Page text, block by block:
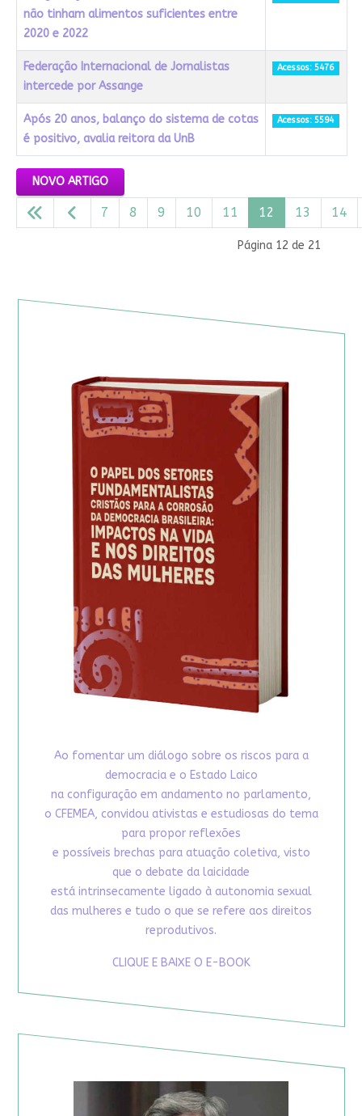
não tinham alimentos suficientes entre
2020 e 2022
Federação Internacional de Jornalistas
intercede por Assange
Acessos: 5476
Após 20 anos, balanço do sistema de cotas
é positivo, avalia reitora da UnB
Acessos: 5594
NOVO ARTIGO
Página 12 de 21
7 8 9 10 11 12 13 14
Ao fomentar um diálogo sobre os riscos para a
democracia e o Estado Laico
na configuração em andamento no parlamento,
o CFEMEA, convidou ativistas e estudiosas do tema
para propor reflexões
e possíveis brechas para atuação coletiva, visto
que o debate da laicidade
está intrinsecamente ligado à autonomia sexual
das mulheres e tudo o que se refere aos direitos
reprodutivos.
CLIQUE E BAIXE O E-BOOK